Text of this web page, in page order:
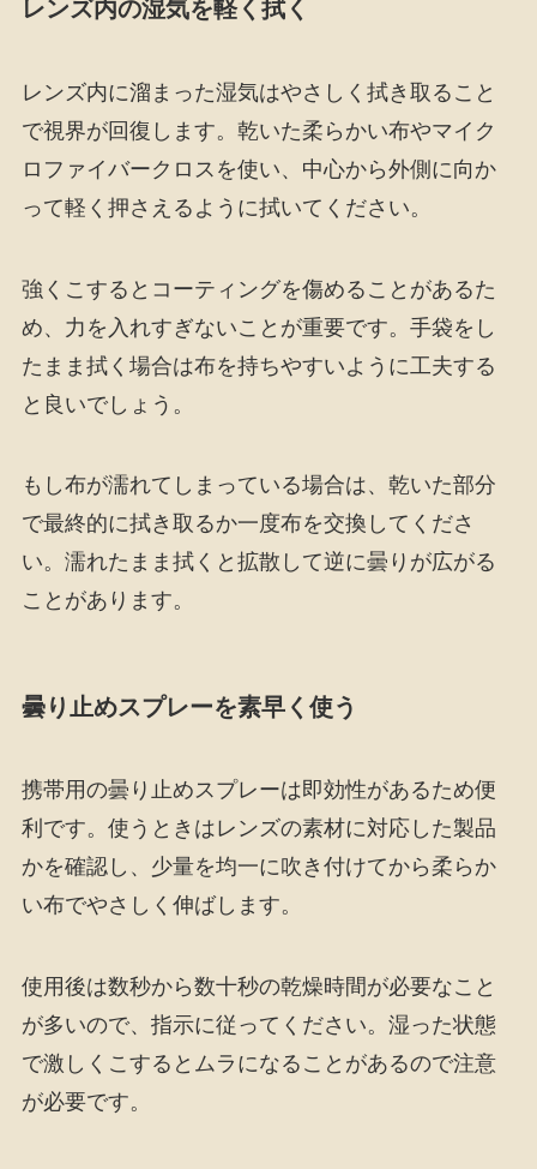
レンズ内の湿気を軽く拭く
レンズ内に溜まった湿気はやさしく拭き取ること
で視界が回復します。乾いた柔らかい布やマイク
ロファイバークロスを使い、中心から外側に向か
って軽く押さえるように拭いてください。
強くこするとコーティングを傷めることがあるた
め、力を入れすぎないことが重要です。手袋をし
たまま拭く場合は布を持ちやすいように工夫する
と良いでしょう。
もし布が濡れてしまっている場合は、乾いた部分
で最終的に拭き取るか一度布を交換してくださ
い。濡れたまま拭くと拡散して逆に曇りが広がる
ことがあります。
曇り止めスプレーを素早く使う
携帯用の曇り止めスプレーは即効性があるため便
利です。使うときはレンズの素材に対応した製品
かを確認し、少量を均一に吹き付けてから柔らか
い布でやさしく伸ばします。
使用後は数秒から数十秒の乾燥時間が必要なこと
が多いので、指示に従ってください。湿った状態
で激しくこするとムラになることがあるので注意
が必要です。